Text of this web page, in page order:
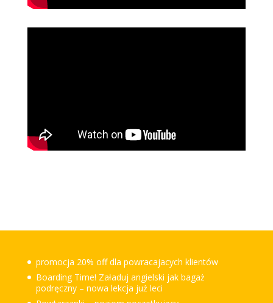
promocja 20% off dla powracajacych klientów
Boarding Time! Załaduj angielski jak bagaż
podręczny – nowa lekcja już leci